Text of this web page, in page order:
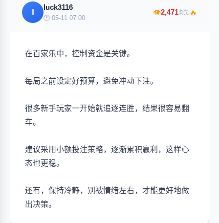
luck3116
🕐 05-11 07:00
👁2,471浏览🔥
在百家乐中，控制资金是关键。
每局之前设定好预算，避免冲动下注。
很多新手玩家一开始就追逐连胜，结果很容易翻
车。
建议采用小额投注策略，逐渐累积赢利，这样心
态也更稳。
还有，保持冷静，别被情绪左右，才能更好地做
出决策。